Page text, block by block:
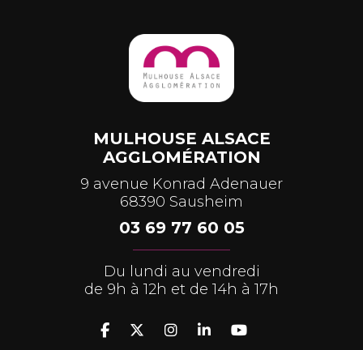
MULHOUSE ALSACE
AGGLOMÉRATION
9 avenue Konrad Adenauer
68390 Sausheim
03 69 77 60 05
Du lundi au vendredi
de 9h à 12h et de 14h à 17h